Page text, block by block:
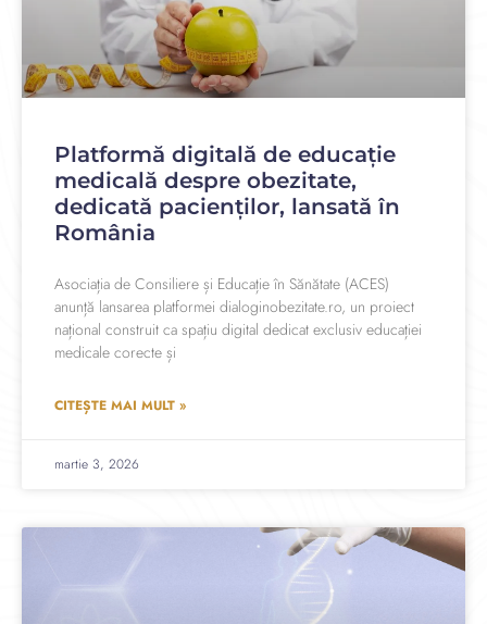
Platformă digitală de educație
medicală despre obezitate,
dedicată pacienților, lansată în
România
Asociația de Consiliere și Educație în Sănătate (ACES)
anunță lansarea platformei dialoginobezitate.ro, un proiect
național construit ca spațiu digital dedicat exclusiv educației
medicale corecte și
CITEȘTE MAI MULT »
martie 3, 2026